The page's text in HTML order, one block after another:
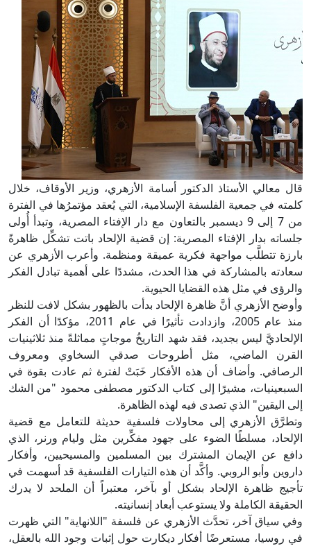
قال معالي الأستاذ الدكتور أسامة الأزهري، وزير الأوقاف، خلال
كلمته في جمعية الفلسفة الإسلامية، التي يُعقد مؤتمرُها في الفترة
من 7 إلى 9 ديسمبر بالتعاون مع دار الإفتاء المصرية، وتبدأ أُولى
جلساته بدار الإفتاء المصرية: إن قضية الإلحاد باتت تشكِّل ظاهرةً
بارزة تتطلَّب مواجهة فكرية عميقة ومنظمة. وأعرب الأزهري عن
سعادته بالمشاركة في هذا الحدث، مشددًا على أهمية تبادل الفكر
والرؤى في مثل هذه القضايا الحيوية.
وأوضح الأزهري أنَّ ظاهرة الإلحاد بدأت بالظهور بشكل لافت للنظر
منذ عام 2005، وازدادت تأثيرًا في عام 2011، مؤكدًا أن الفكر
الإلحاديَّ ليس بجديد، فقد شهد التاريخُ موجاتٍ مماثلةً منذ ثلاثينيات
القرن الماضي، مثل أطروحات صدقي السخاوي ومعروف
الرصافي. وأضاف أن هذه الأفكار خَبَتْ لفترة ثم عادت بقوة في
السبعينيات، مشيرًا إلى كتاب الدكتور مصطفى محمود "من الشك
إلى اليقين" الذي تصدى فيه لهذه الظاهرة.
وتطرَّق الأزهري إلى محاولات فلسفية حديثة للتعامل مع قضية
الإلحاد، مسلطًا الضوء على جهود مفكِّرين مثل وليام ورنر، الذي
دافع عن الإيمان المشترك بين المسلمين والمسيحيين، وأفكار
داروين وأبو الروبي. وأكَّد أن هذه التيارات الفلسفية قد أسهمت في
تأجيج ظاهرة الإلحاد بشكل أو بآخر، معتبراً أن الملحد لا يدرك
الحقيقة الكاملة ولا يستوعب أبعاد إنسانيته.
وفي سياق آخر، تحدَّث الأزهري عن فلسفة "اللانهاية" التي ظهرت
في روسيا، مستعرضًا أفكار ديكارت حول إثبات وجود الله بالعقل،